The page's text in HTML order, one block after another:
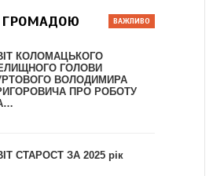
ГРОМАДОЮ
КОЛОМАЦЬКОГО
ГОЛОВИ
ВОЛОДИМИРА
ПРО РОБОТУ
СТАРОСТ ЗА 2025 рік